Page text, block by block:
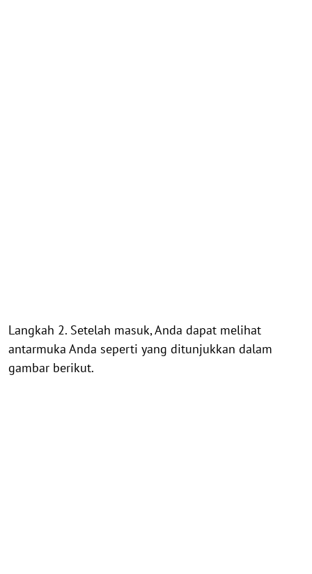
Langkah 2. Setelah masuk, Anda dapat melihat
antarmuka Anda seperti yang ditunjukkan dalam
gambar berikut.